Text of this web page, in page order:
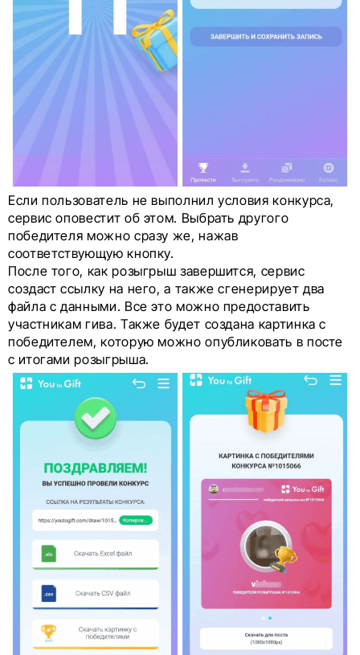
Если пользователь не выполнил условия конкурса,
сервис оповестит об этом. Выбрать другого
победителя можно сразу же, нажав
соответствующую кнопку.
После того, как розыгрыш завершится, сервис
создаст ссылку на него, а также сгенерирует два
файла с данными. Все это можно предоставить
участникам гива. Также будет создана картинка с
победителем, которую можно опубликовать в посте
с итогами розыгрыша.